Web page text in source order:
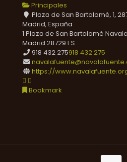
Principales
Plaza de San Bartolomé, 1,
Madrid, España
1 Plaza de San Bartolomé
Madrid 28729 ES
918 432 275918 432 275
https://
Bookmark